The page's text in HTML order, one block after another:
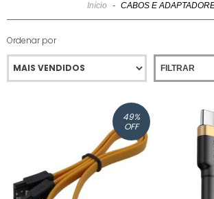
Início - CABOS E
Ordenar por
FILTRAR
49%
OFF